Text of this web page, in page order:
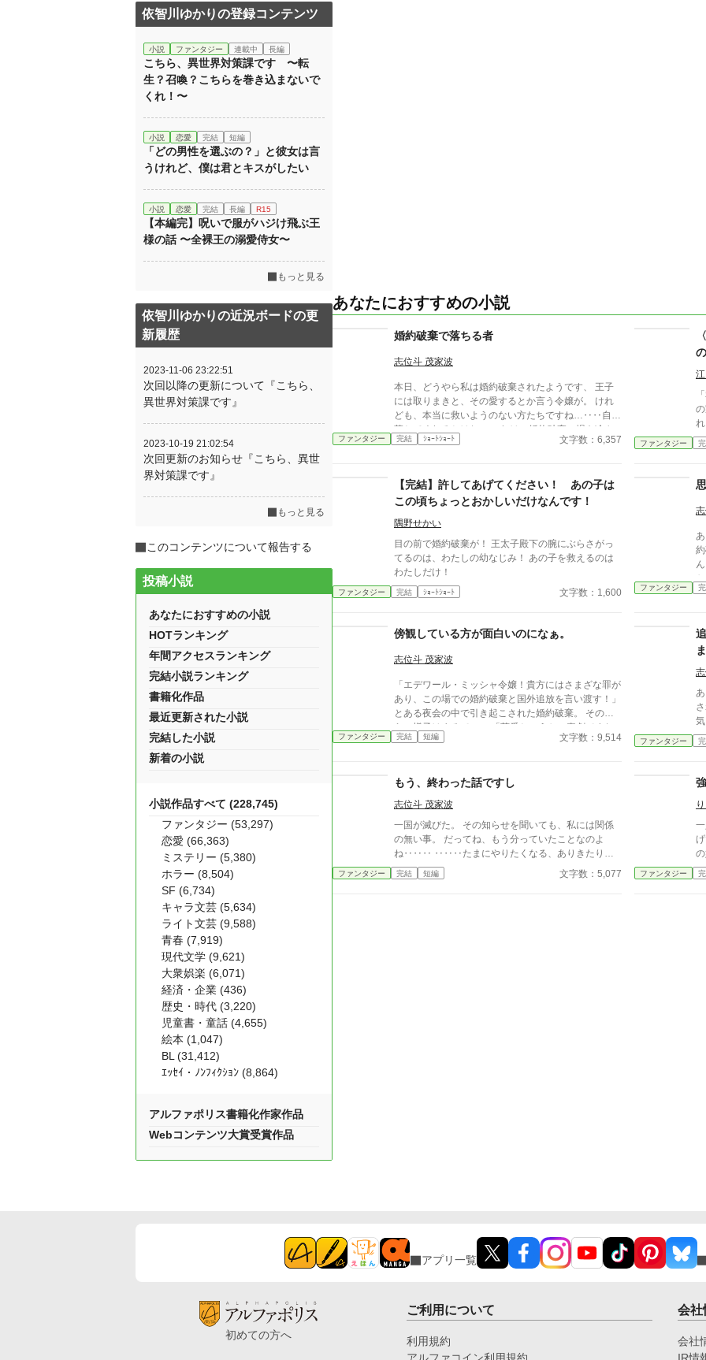
あなたにおすすめの小説
婚約破棄で落ちる者
志位斗 茂家波
本日、どうやら私は婚約破棄されたようです、 王子
には取りまきと、その愛するとか言う令嬢が。 けれ
ども、本当に救いようのない方たちですね…‥‥自ら
落ちてくれるとはね。 これは、婚約破棄の場を冷や
やかに観察し、そしてその醜さを見た令嬢の話であ
ロインも主人公も空気のような感じです。
ファンタジー 完結 ｼｮｰﾄｼｮｰﾄ 文字数：6,357 ファンタジー
【完結】許してあげてください！ あの子は
この頃ちょっとおかしいだけなんです！
隅野せかい
目の前で婚約破棄が！ 王太子殿下の腕にぶらさがっ
てるのは、わたしの幼なじみ！ あの子を救えるのは
わたしだけ！
ファンタジー 完結 ｼｮｰﾄｼｮｰﾄ 文字数：1,600
てし
ファンタジー
傍観している方が面白いのになぁ。
志位斗 茂家波
「エデワール・ミッシャ令嬢！貴方にはさまざな罪が
あり、この場での婚約破棄と国外追放を言い渡す！」
とある夜会の中で引き起こされた婚約破棄。 その彼
らの様子はまるで…… 「茶番というか、喜劇ですね
兄さま」 「うん、周囲が皆呆れたような目で見てい
しい婚約破棄現場での、傍観者的な立場で見ていた者
たちの語りである。 「帰らずの森のある騒動記」と
いう連載作品に乗っている兄妹でもあります。
ファンタジー 完結 短編 文字数：9,514 ファンタジー
もう、終わった話ですし
志位斗 茂家波
一国が滅びた。 その知らせを聞いても、私には関係
の無い事。 だってね、もう分っていたことなのよ
ね‥‥‥ ‥‥‥たまにやりたくなる、ありきたりな
婚約破棄ざまぁ(？)もの 少々物足りないような気がす
るので、気が向いたらオマケ書こうかな？
ファンタジー 完結 短編 文字数：5,077
一
ファンタジー
依智川ゆかりの登録コンテンツ
小説 ファンタジー 連載中 長編
こちら、異世界対策課です 〜転
生？召喚？こちらを巻き込まないで
くれ！〜
小説 恋愛 完結 短編
「どの男性を選ぶの？」と彼女は言
うけれど、僕は君とキスがしたい
小説 恋愛 完結 長編 R15
【本編完】呪いで服がハジけ飛ぶ王
様の話 〜全裸王の溺愛侍女〜
もっと見る
依智川ゆかりの近況ボードの更
新履歴
2023-11-06 23:22:51
次回以降の更新について『こちら、
異世界対策課です』
2023-10-19 21:02:54
次回更新のお知らせ『こちら、異世
界対策課です』
もっと見る
このコンテンツについて報告する
投稿小説
あなたにおすすめの小説
HOTランキング
年間アクセスランキング
完結小説ランキング
書籍化作品
最近更新された小説
完結した小説
新着の小説
小説作品すべて (228,745)
ファンタジー (53,297)
恋愛 (66,363)
ミステリー (5,380)
ホラー (8,504)
SF (6,734)
キャラ文芸 (5,634)
ライト文芸 (9,588)
青春 (7,919)
現代文学 (9,621)
大衆娯楽 (6,071)
経済・企業 (436)
歴史・時代 (3,220)
児童書・童話 (4,655)
絵本 (1,047)
BL (31,412)
ｴｯｾｲ・ﾉﾝﾌｨｸｼｮﾝ (8,864)
アルファポリス書籍化作家作品
Webコンテンツ大賞受賞作品
アプリ一覧
初めての方へ
ご利用について
利用規約
会社
会社